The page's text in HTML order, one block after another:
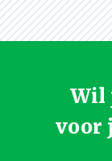
Wil
voor